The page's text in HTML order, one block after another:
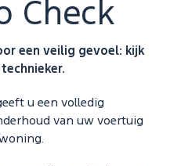
Check
een veilig gevoel: kijk
u een volledig
van uw voertuig